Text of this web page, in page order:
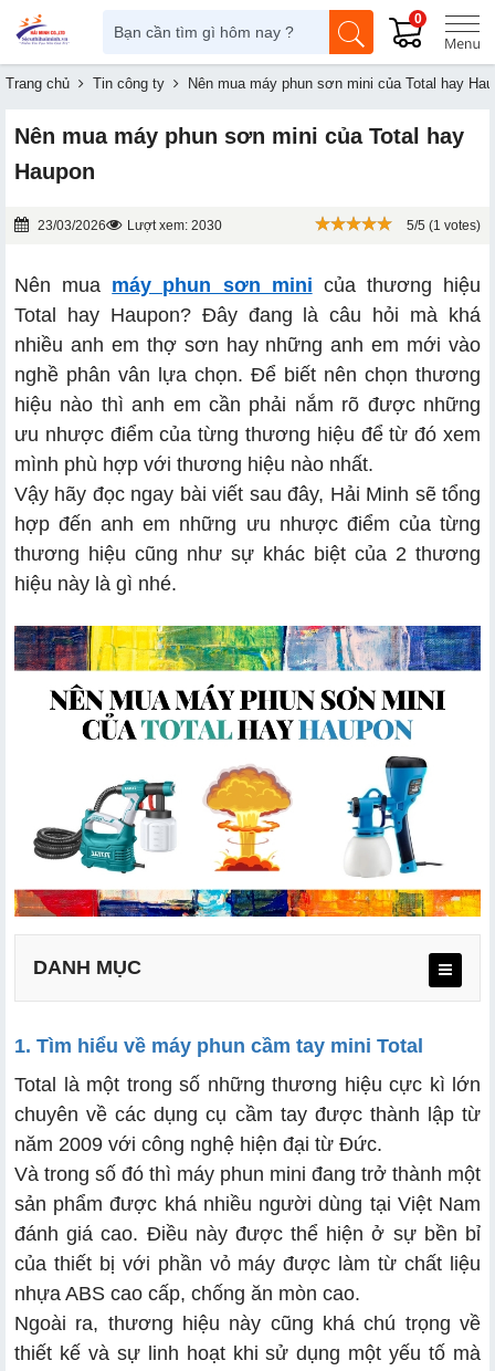
0
Trang chủ Tin công ty Nên mua máy phun sơn mini của Total hay
Nên mua máy phun sơn mini của Total hay
Haupon
23/03/2026 Lượt xem: 2030 5/5 (1 votes)
Nên mua máy phun sơn mini của thương hiệu
Total hay Haupon? Đây đang là câu hỏi mà khá
nhiều anh em thợ sơn hay những anh em mới vào
nghề phân vân lựa chọn. Để biết nên chọn thương
hiệu nào thì anh em cần phải nắm rõ được những
ưu nhược điểm của từng thương hiệu để từ đó xem
mình phù hợp với thương hiệu nào nhất.
Vậy hãy đọc ngay bài viết sau đây, Hải Minh sẽ tổng
hợp đến anh em những ưu nhược điểm của từng
thương hiệu cũng như sự khác biệt của 2 thương
hiệu này là gì nhé.
DANH MỤC
a. Điểm giống nhau
b. Điểm khác nhau của Total và Haupon
1. Tìm hiểu về máy phun cầm tay mini Total
Total là một trong số những thương hiệu cực kì lớn
chuyên về các dụng cụ cầm tay được thành lập từ
năm 2009 với công nghệ hiện đại từ Đức.
Và trong số đó thì máy phun mini đang trở thành một
sản phẩm được khá nhiều người dùng tại Việt Nam
đánh giá cao. Điều này được thể hiện ở sự bền bỉ
của thiết bị với phần vỏ máy được làm từ chất liệu
nhựa ABS cao cấp, chống ăn mòn cao.
Ngoài ra, thương hiệu này cũng khá chú trọng về
thiết kế và sự linh hoạt khi sử dụng một yếu tố mà